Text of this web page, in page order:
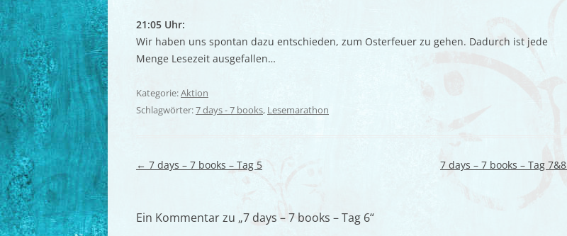
21:05 Uhr:
Wir haben uns spontan dazu entschieden, zum Osterfeuer zu gehen. Dadurch ist jede
Menge Lesezeit ausgefallen…
Kategorie:Aktion
Schlagwörter:7 days - 7 books, Lesemarathon
Beitragsnavigation
← 7 days – 7 books – Tag 5 7 days – 7 books – Tag 7&8
Ein Kommentar zu „7 days – 7 books – Tag 6“